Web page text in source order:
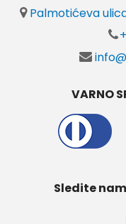
Palmotićeva
VARNO
Sledite